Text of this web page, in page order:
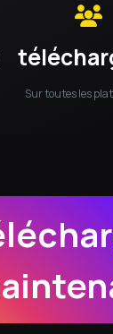
Sur toutes les